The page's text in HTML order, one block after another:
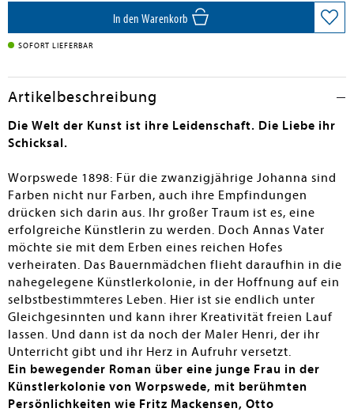
In den Warenkorb
SOFORT LIEFERBAR
Artikelbeschreibung
Die Welt der Kunst ist ihre Leidenschaft. Die Liebe ihr
Schicksal.
Worpswede 1898: Für die zwanzigjährige Johanna sind
Farben nicht nur Farben, auch ihre Empfindungen
drücken sich darin aus. Ihr großer Traum ist es, eine
erfolgreiche Künstlerin zu werden. Doch Annas Vater
möchte sie mit dem Erben eines reichen Hofes
verheiraten. Das Bauernmädchen flieht daraufhin in die
nahegelegene Künstlerkolonie, in der Hoffnung auf ein
selbstbestimmteres Leben. Hier ist sie endlich unter
Gleichgesinnten und kann ihrer Kreativität freien Lauf
lassen. Und dann ist da noch der Maler Henri, der ihr
Unterricht gibt und ihr Herz in Aufruhr versetzt.
Ein bewegender Roman über eine junge Frau in der
Künstlerkolonie von Worpswede, mit berühmten
Persönlichkeiten wie Fritz Mackensen, Otto